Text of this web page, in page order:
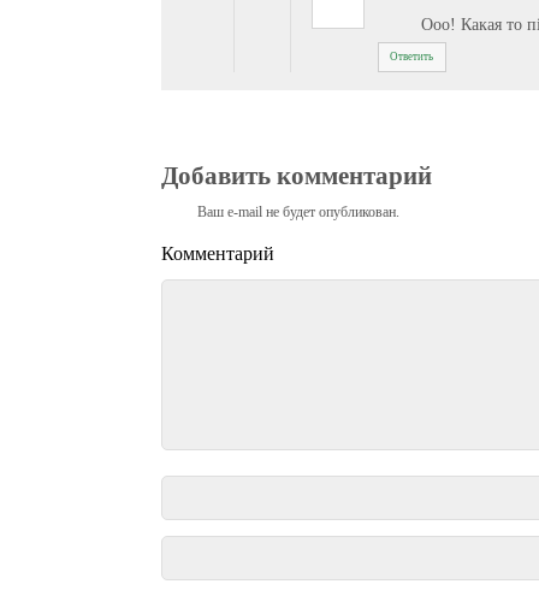
Ооо! Какая то
Ответить
Добавить комментарий
Ваш e-mail не будет опубликован.
Комментарий